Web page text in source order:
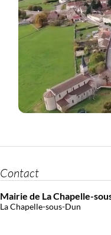
Contact
Mairie de La Chapelle-
La Chapelle-sous-Dun